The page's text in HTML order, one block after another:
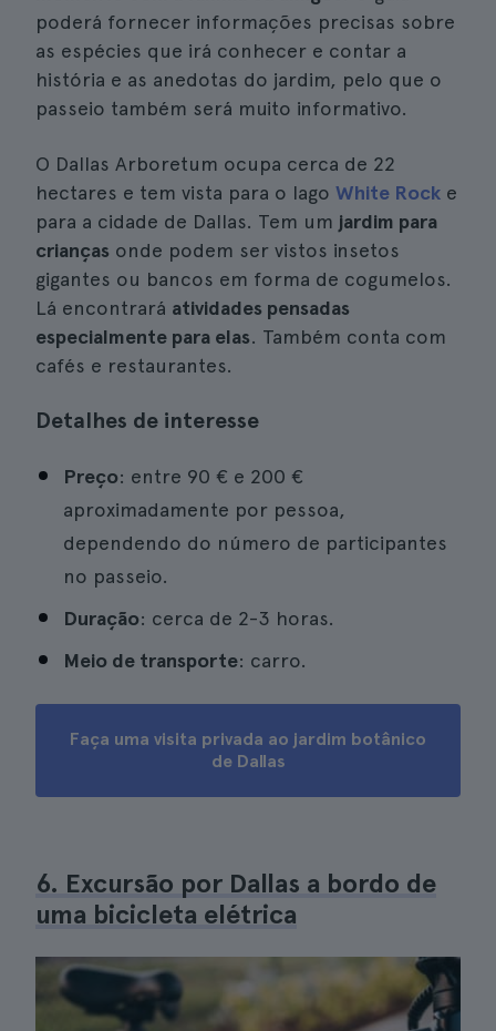
poderá fornecer informações precisas sobre
as espécies que irá conhecer e contar a
história e as anedotas do jardim, pelo que o
passeio também será muito informativo.
O Dallas Arboretum ocupa cerca de 22
hectares e tem vista para o lago White Rock e
para a cidade de Dallas. Tem um jardim para
crianças onde podem ser vistos insetos
gigantes ou bancos em forma de cogumelos.
Lá encontrará atividades pensadas
especialmente para elas. Também conta com
cafés e restaurantes.
Detalhes de interesse
Preço: entre 90 € e 200 €
aproximadamente por pessoa,
dependendo do número de participantes
no passeio.
Duração: cerca de 2-3 horas.
Meio de transporte: carro.
Faça uma visita privada ao jardim botânico
de Dallas
6. Excursão por Dallas a bordo de
uma bicicleta elétrica